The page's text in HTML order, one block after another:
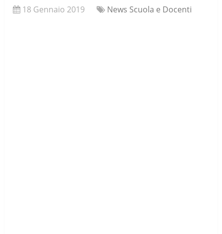
18 Gennaio 2019 News Scuola e Docenti